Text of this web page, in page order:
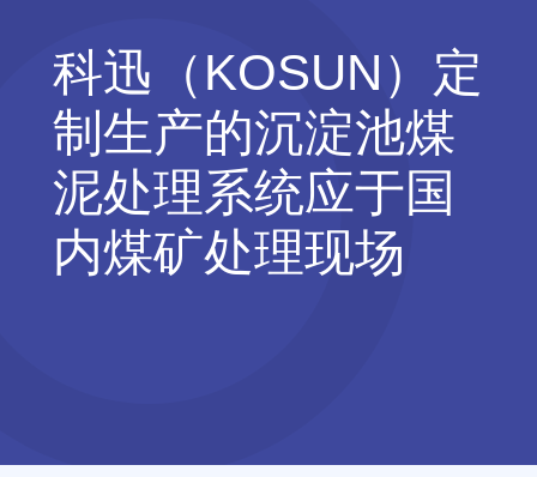
科迅（KOSUN）定
制生产的沉淀池煤
泥处理系统应于国
内煤矿处理现场